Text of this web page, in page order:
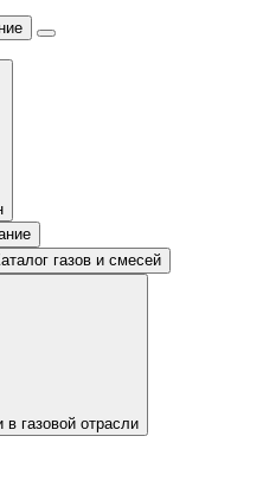
газов и смесей
в газовой отрасли